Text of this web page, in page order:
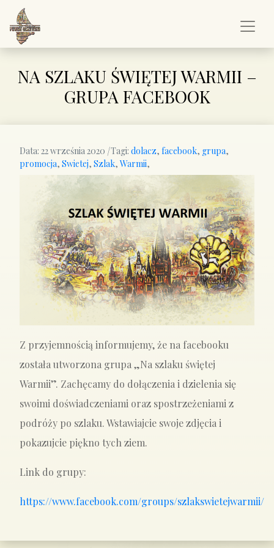
NA SZLAKU ŚWIĘTEJ WARMII –
GRUPA FACEBOOK
Data: 22 września 2020 |Tagi: dolacz, facebook, grupa,
promocja, Swietej, Szlak,Warmii,
Z przyjemnością informujemy, że na facebooku
została utworzona grupa „Na szlaku świętej
Warmii”. Zachęcamy do dołączenia i dzielenia się
swoimi doświadczeniami oraz spostrzeżeniami z
podróży po szlaku. Wstawiajcie swoje zdjęcia i
pokazujcie piękno tych ziem.
Link do grupy:
https://www.facebook.com/groups/szlakswietejwarmii/